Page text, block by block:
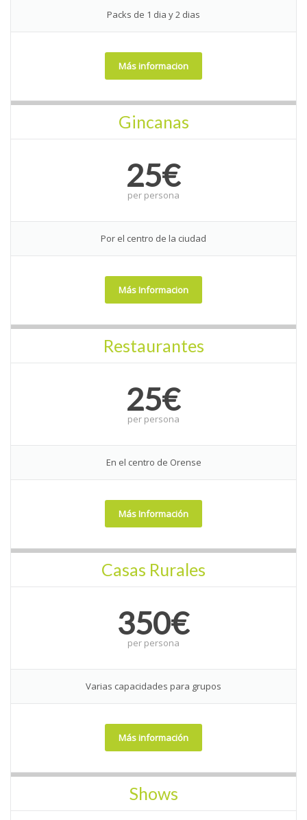
Packs de 1 dia y 2 dias
Más informacion
Gincanas
25€
per persona
Por el centro de la ciudad
Más Informacion
Restaurantes
25€
per persona
En el centro de Orense
Más Información
Casas Rurales
350€
per persona
Varias capacidades para grupos
Más información
Shows